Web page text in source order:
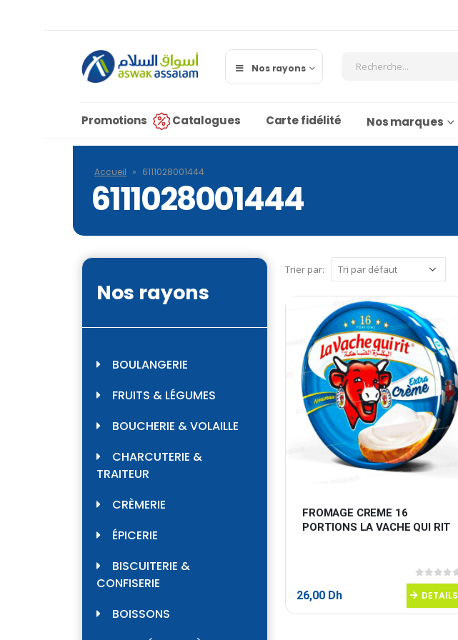
Nos rayons
Promotions Catalogues Carte fidélité Nos marques
Accueil » 6111028001444
6111028001444
Trier par:
FROMAGE CREME 16
PORTIONS LA VACHE QUI RIT
0sur 5
26,00 Dh DETAILS
Nos rayons
BOULANGERIE
FRUITS & LÉGUMES
BOUCHERIE & VOLAILLE
CHARCUTERIE &
TRAITEUR
CRÈMERIE
ÉPICERIE
BISCUITERIE &
CONFISERIE
BOISSONS